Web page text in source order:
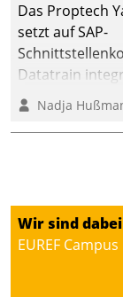
Das Proptech
setzt auf SAP-
Datatrain
Yarowas Portal
Vergabe und
von Aufträgen
SAP-
deutscher
Nadja
Wir sind dabei
EUREF